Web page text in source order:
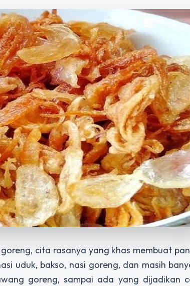
cita rasanya yang khas membuat
uduk, bakso, nasi goreng, dan masih
goreng, sampai ada yang dijadikan